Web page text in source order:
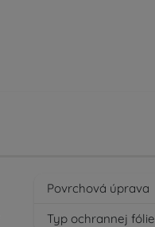
Povrchová úprava
Typ ochrannej fólie